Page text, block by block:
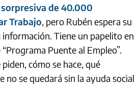
de 40.000
Trabajo, pero Rubén espera su
Tiene un papelito en
Puente al Empleo”.
cómo se hace, qué
no se quedará sin la ayuda social